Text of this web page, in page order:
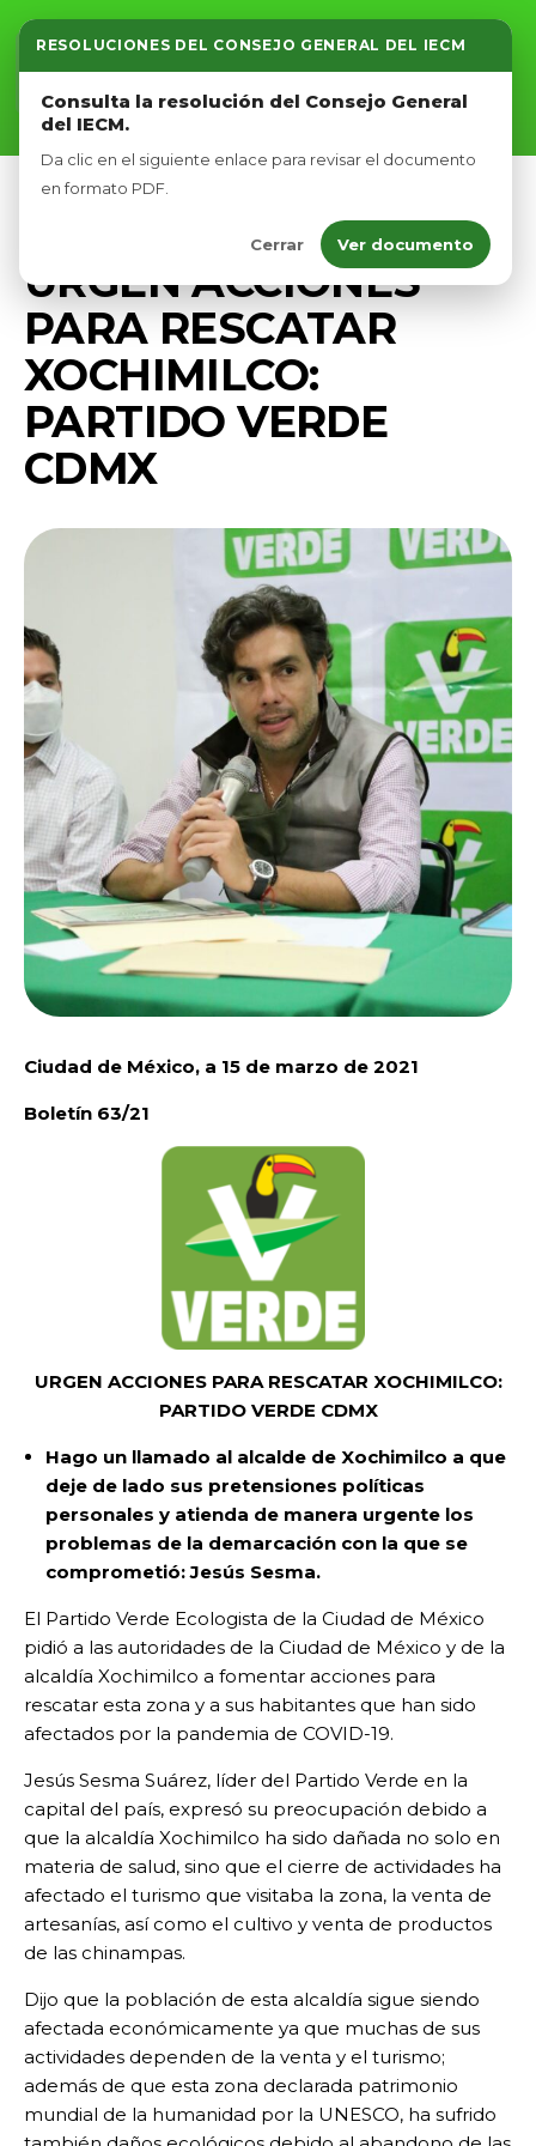
RESOLUCIONES DEL CONSEJO GENERAL DEL IECM
Consulta la resolución del Consejo General
del IECM.
Da clic en el siguiente enlace para revisar el documento
en formato PDF.
Cerrar Ver documento
Inicio
Nosotros
Afíliate
URGEN ACCIONES
PARA RESCATAR
XOCHIMILCO:
PARTIDO VERDE
CDMX
Ciudad de México, a 15 de marzo de 2021
Boletín 63/21
URGEN ACCIONES PARA RESCATAR XOCHIMILCO:
PARTIDO VERDE CDMX
Hago un llamado al alcalde de Xochimilco a que
deje de lado sus pretensiones políticas
personales y atienda de manera urgente los
problemas de la demarcación con la que se
comprometió: Jesús Sesma.
El Partido Verde Ecologista de la Ciudad de México
pidió a las autoridades de la Ciudad de México y de la
alcaldía Xochimilco a fomentar acciones para
rescatar esta zona y a sus habitantes que han sido
afectados por la pandemia de COVID-19.
Jesús Sesma Suárez, líder del Partido Verde en la
capital del país, expresó su preocupación debido a
que la alcaldía Xochimilco ha sido dañada no solo en
materia de salud, sino que el cierre de actividades ha
afectado el turismo que visitaba la zona, la venta de
artesanías, así como el cultivo y venta de productos
de las chinampas.
Dijo que la población de esta alcaldía sigue siendo
afectada económicamente ya que muchas de sus
actividades dependen de la venta y el turismo;
además de que esta zona declarada patrimonio
mundial de la humanidad por la UNESCO, ha sufrido